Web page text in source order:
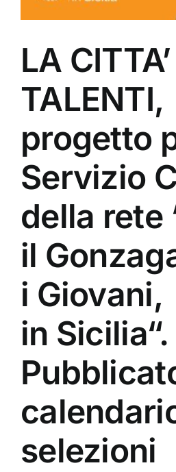
LA
TALENTI,
progetto
Servizio
della rete
il
i Giovani,
in Sicilia“.
selezioni